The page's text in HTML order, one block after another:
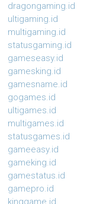
dragongaming.id
ultigaming.id
multigaming.id
statusgaming.id
gameseasy.id
gamesking.id
gamesname.id
gogames.id
ultigames.id
multigames.id
statusgames.id
gameeasy.id
gameking.id
gamestatus.id
gamepro.id